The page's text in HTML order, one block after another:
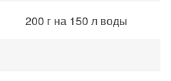
200 г на 150 л воды